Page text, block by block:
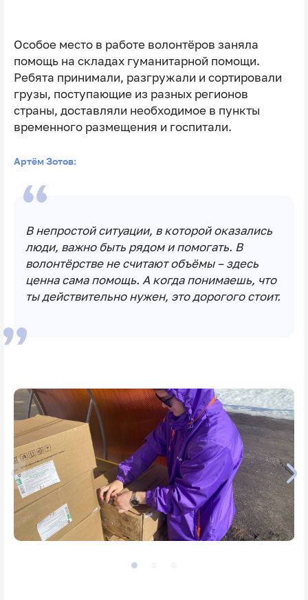
Особое место в работе волонтёров заняла
помощь на складах гуманитарной помощи.
Ребята принимали, разгружали и сортировали
грузы, поступающие из разных регионов
страны, доставляли необходимое в пункты
временного размещения и госпитали.
Артём Зотов:
В непростой ситуации, в которой оказались
люди, важно быть рядом и помогать. В
волонтёрстве не считают объёмы – здесь
ценна сама помощь. А когда понимаешь, что
ты действительно нужен, это дорогого стоит.